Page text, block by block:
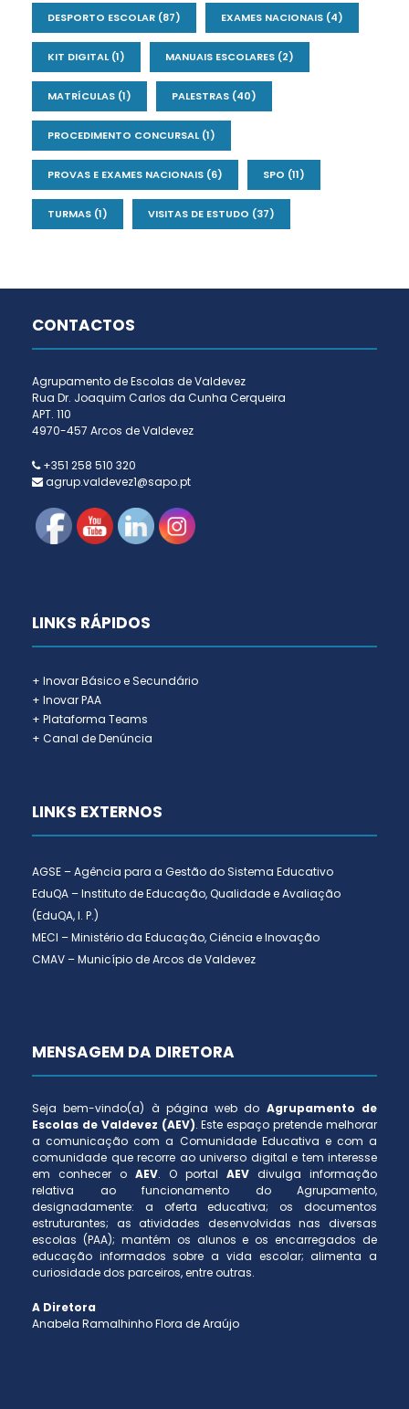
DESPORTO ESCOLAR (87) EXAMES NACIONAIS (4)
KIT DIGITAL(1) MANUAIS ESCOLARES (2)
MATRÍCULAS (1) PALESTRAS (40)
PROCEDIMENTO CONCURSAL(1)
PROVAS E EXAMES NACIONAIS (6) SPO (11)
TURMAS (1) VISITAS DE ESTUDO (37)
CONTACTOS
Agrupamento de Escolas de Valdevez
Rua Dr. Joaquim Carlos da Cunha Cerqueira
APT. 110
4970-457 Arcos de Valdevez
+351 258 510 320
agrup.valdevez1@sapo.pt
LINKS RÁPIDOS
+ Inovar Básico e Secundário
+ Inovar PAA
+ Plataforma Teams
+ Canal de Denúncia
LINKS EXTERNOS
AGSE – Agência para a Gestão do Sistema Educativo
EduQA – Instituto de Educação, Qualidade e Avaliação
(EduQA, I. P.)
MECI – Ministério da Educação, Ciência e Inovação
CMAV – Município de Arcos de Valdevez
MENSAGEM DA DIRETORA
Seja bem-vindo(a) à página web do Agrupamento de
Escolas de Valdevez (AEV). Este espaço pretende melhorar
a comunicação com a Comunidade Educativa e com a
comunidade que recorre ao universo digital e tem interesse
em conhecer o AEV. O portal AEV divulga informação
relativa ao funcionamento do Agrupamento,
designadamente: a oferta educativa; os documentos
estruturantes; as atividades desenvolvidas nas diversas
escolas (PAA); mantém os alunos e os encarregados de
educação informados sobre a vida escolar; alimenta a
curiosidade dos parceiros, entre outras.
A Diretora
Anabela Ramalhinho Flora de Araújo